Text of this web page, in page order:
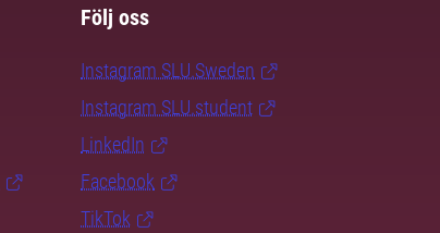
Följ oss
Instagram SLU.Sweden
Instagram SLU.student
LinkedIn
Facebook
TikTok